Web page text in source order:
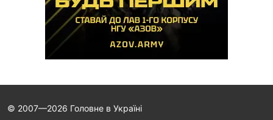
© 2007—2026 Головне в Україні